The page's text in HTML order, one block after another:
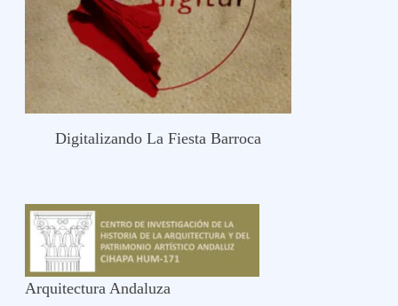
Digitalizando La Fiesta Barroca
Arquitectura Andaluza